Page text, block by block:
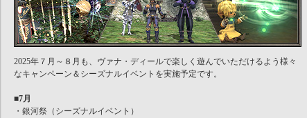
2025年７月～８月も、ヴァナ・ディールで楽しく遊んでいただけるよう様々
なキャンペーン＆シーズナルイベントを実施予定です。
■7月
・銀河祭（シーズナルイベント）